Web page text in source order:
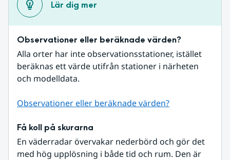
Lär dig mer
Observationer eller beräknade värden?
Alla orter har inte observationsstationer, istället
beräknas ett värde utifrån stationer i närheten
och modelldata.
Observationer eller beräknade värden?
Få koll på skurarna
En väderradar övervakar nederbörd och gör det
med hög upplösning i både tid och rum. Den är